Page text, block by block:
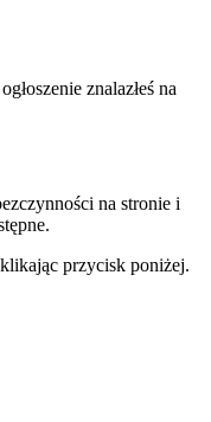
znalazłeś na
na stronie i
przycisk poniżej.